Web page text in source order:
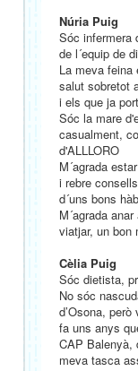
Núria Puig
Sóc infermera
de l´equip de
La meva feina
salut sobretot
i els que ja
Sóc la mare
casualment,
d'ALLLORO
M´agrada
i rebre
d´uns bons
M´agrada
viatjar, un bon
Cèlia Puig
Sóc dietista,
No sóc
d’Osona,
fa uns anys
CAP Balenyà,
meva tasca